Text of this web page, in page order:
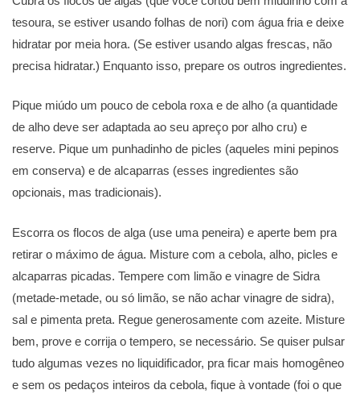
tesoura, se estiver usando folhas de nori) com água fria e deixe
hidratar por meia hora. (Se estiver usando algas frescas, não
precisa hidratar.) Enquanto isso, prepare os outros ingredientes.
Pique miúdo um pouco de cebola roxa e de alho (a quantidade
de alho deve ser adaptada ao seu apreço por alho cru) e
reserve. Pique um punhadinho de picles (aqueles mini pepinos
em conserva) e de alcaparras (esses ingredientes são
opcionais, mas tradicionais).
Escorra os flocos de alga (use uma peneira) e aperte bem pra
retirar o máximo de água. Misture com a cebola, alho, picles e
alcaparras picadas. Tempere com limão e vinagre de Sidra
(metade-metade, ou só limão, se não achar vinagre de sidra),
sal e pimenta preta. Regue generosamente com azeite. Misture
bem, prove e corrija o tempero, se necessário. Se quiser pulsar
tudo algumas vezes no liquidificador, pra ficar mais homogêneo
e sem os pedaços inteiros da cebola, fique à vontade (foi o que